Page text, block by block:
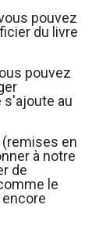
pouvez
du livre
pouvez
s'ajoute au
en
à notre
de
le
encore